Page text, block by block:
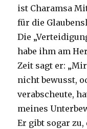
ist Charamsa
für die
Die
habe ihm am
Zeit sagt er:
nicht bewusst,
verabscheute,
meines
Er gibt sogar